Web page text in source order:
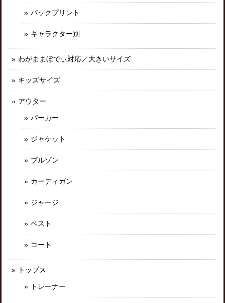
バックプリント
キャラクター別
わがままぼでぃ対応／大きいサイズ
キッズサイズ
アウター
パーカー
ジャケット
ブルゾン
カーディガン
ジャージ
ベスト
コート
トップス
トレーナー